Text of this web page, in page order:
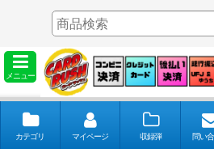
メニュー
カテゴリ マイページ 収録弾 問い